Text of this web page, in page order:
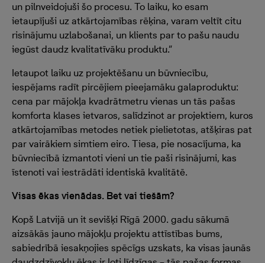
un pilnveidojuši šo procesu. To laiku, ko esam
ietaupījuši uz atkārtojamības rēķina, varam veltīt citu
risinājumu uzlabošanai, un klients par to pašu naudu
iegūst daudz kvalitatīvāku produktu.”
Ietaupot laiku uz projektēšanu un būvniecību,
iespējams radīt pircējiem pieejamāku galaproduktu:
cena par mājokļa kvadrātmetru vienas un tās pašas
komforta klases ietvaros, salīdzinot ar projektiem, kuros
atkārtojamības metodes netiek pielietotas, atšķiras pat
par vairākiem simtiem eiro. Tiesa, pie nosacījuma, ka
būvniecībā izmantoti vieni un tie paši risinājumi, kas
īstenoti vai iestrādāti identiskā kvalitātē.
Visas ēkas vienādas. Bet vai tiešām?
Kopš Latvijā un it sevišķi Rīgā 2000. gadu sākumā
aizsākās jauno mājokļu projektu attīstības bums,
sabiedrībā iesakņojies spēcīgs uzskats, ka visas jaunās